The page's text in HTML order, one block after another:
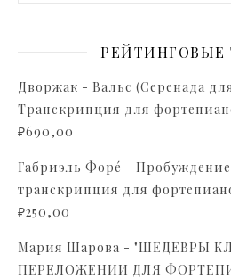
РЕЙТИНГОВЫЕ
Дворжак - Вальс (Серенада
Транскрипция для
₽690,00
Габриэль Форé - Пробуждение |
транскрипция для
₽250,00
Мария Шарова - "ШЕДЕВРЫ
ПЕРЕЛОЖЕНИИ ДЛЯ